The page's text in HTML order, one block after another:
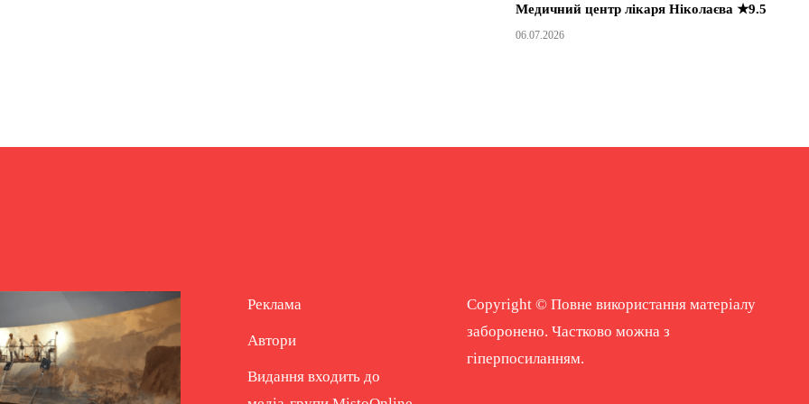
Медичний центр лікаря Ніколаєва ★9.5
06.07.2026
Реклама
Автори
Видання входить до
Copyright © Повне використання матеріалу
заборонено. Частково можна з
гіперпосиланням.